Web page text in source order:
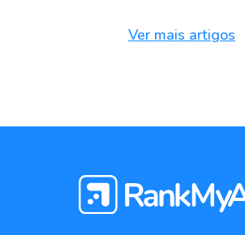
Ver mais artigos